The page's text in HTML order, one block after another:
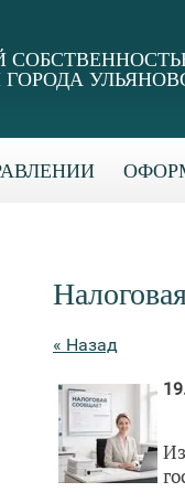
« Назад